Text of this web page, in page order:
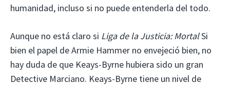
humanidad, incluso si no puede entenderla del todo.
Aunque no está claro si Liga de la Justicia: MortalSi
bien el papel de Armie Hammer no envejeció bien, no
hay duda de que Keays-Byrne hubiera sido un gran
Detective Marciano. Keays-Byrne tiene un nivel de